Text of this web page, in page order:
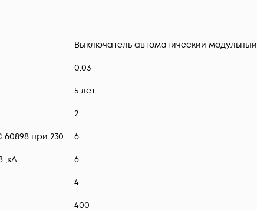
Выключатель автоматический модульный
0.03
5 лет
2
при 230 6
,кА 6
4
400